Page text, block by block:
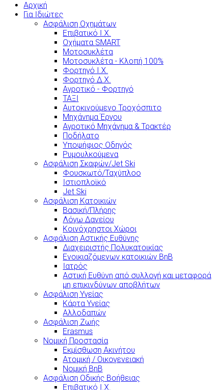
Αρχική
Για Ιδιώτες
Ασφάλιση Οχημάτων
Επιβατικό Ι.Χ.
Οχήματα SMART
Μοτοσυκλέτα
Μοτοσυκλέτα - Κλοπή 100%
Φορτηγό Ι.Χ.
Φορτηγό Δ.Χ.
Αγροτικό - Φορτηγό
ΤΑΞΙ
Αυτοκινούμενο Τροχόσπιτο
Μηχάνημα Έργου
Αγροτικό Μηχάνημα & Τρακτέρ
Ποδήλατο
Υποψήφιος Οδηγός
Ρυμουλκούμενα
Ασφάλιση Σκαφών/Jet Ski
Φουσκωτό/Ταχύπλοο
Ιστιοπλοϊκό
Jet Ski
Ασφάλιση Κατοικιών
Βασική/Πλήρης
Λόγω Δανείου
Κοινόχρηστοι Χώροι
Ασφάλιση Αστικής Ευθύνης
Διαχειριστής Πολυκατοικίας
Ενοικιαζόμενων κατοικιών BnB
Ιατρός
Αστική Ευθύνη από συλλογή και μεταφορά
μη επικινδύνων αποβλήτων
Ασφάλιση Υγείας
Κάρτα Υγείας
Αλλοδαπών
Ασφάλιση Ζωής
Erasmus
Νομική Προστασία
Εκμίσθωση Ακινήτου
Ατομική / Οικογενειακή
Νομική BnB
Ασφάλιση Οδικής Βοήθειας
Επιβατικό Ι.Χ.